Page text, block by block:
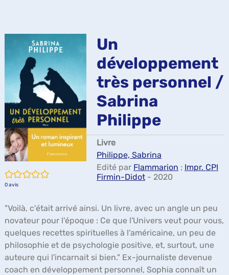
/5
0avis
Un
développement
très personnel /
Sabrina
Philippe
Livre
Philippe, Sabrina
Edité par Flammarion ; Impr. CPI
Firmin-Didot - 2020
"Voilà, c'était arrivé ainsi. Un livre, avec un angle un peu
novateur pour l'époque : Ce que l'Univers veut pour vous,
quelques recettes spirituelles à l'américaine, un peu de
philosophie et de psychologie positive, et, surtout, une
auteure qui l'incarnait si bien." Ex-journaliste devenue
coach en développement personnel, Sophia connaît un